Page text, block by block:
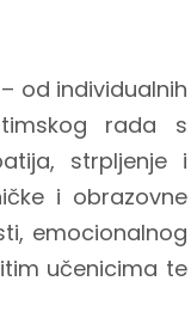
od individualnih
rada s
strpljenje i
i obrazovne
emocionalnog
učenicima te